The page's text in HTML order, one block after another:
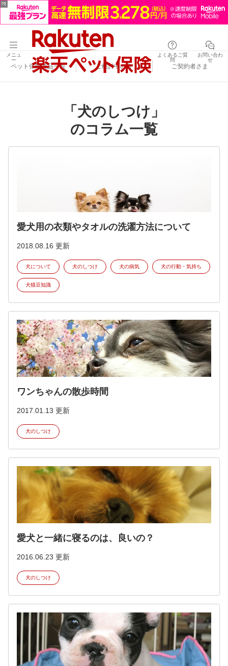
メニュ
ー
よくあるご質
問
お問い合わ
せ
ペット保険商品一覧 ご検討中の方 ご契約者さま
「犬のしつけ」
のコラム一覧
愛犬用の衣類やタオルの洗濯方法について
2018.08.16 更新
犬について 犬のしつけ 犬の病気 犬の行動・気持ち
犬猫豆知識
ワンちゃんの散歩時間
2017.01.13 更新
犬のしつけ
愛犬と一緒に寝るのは、良いの？
2016.06.23 更新
犬のしつけ